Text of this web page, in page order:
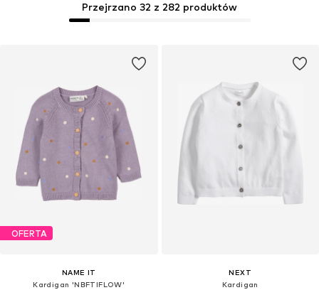
OFERTA
NAME IT
Kardigan 'NBFTIFLOW'
Przejrzano 32 z 282 produktów
NEXT
Kardigan